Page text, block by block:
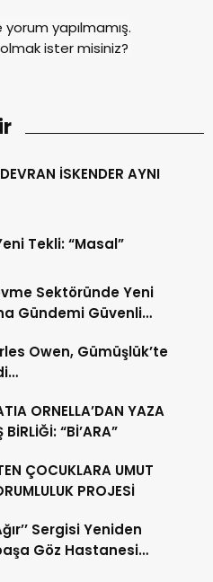
yapılmamış.
ister misiniz?
İSKENDER AYNI
Tekli: “Masal”
Sektöründe Yeni
Gündemi Güvenli
Owen, Gümüşlük’te
ORNELLA’DAN YAZA
“Bİ’ARA”
ÇOCUKLARA UMUT
PROJESİ
Sergisi Yeniden
Göz Hastanesi